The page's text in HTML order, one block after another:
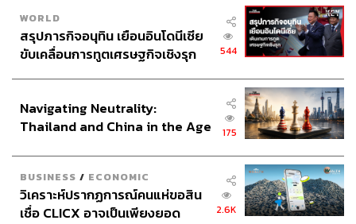
WORLD
สรุปภารกิจอนุทิน เยือนอินโดนีเซีย
ขับเคลื่อนการทูตเศรษฐกิจเชิงรุก
544
Navigating Neutrality:
Thailand and China in the Age
175
BUSINESS / ECONOMIC
วิเคราะห์ปรากฏการณ์คนแห่ขอสิน
เชื่อ CLICX อาจเป็นเพียงยอด
2.6K